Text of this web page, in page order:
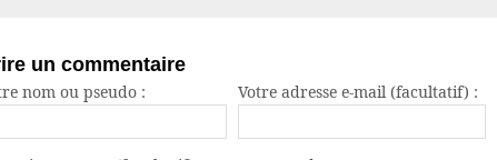
un commentaire
nom ou pseudo : Votre adresse e-mail (facultatif) :